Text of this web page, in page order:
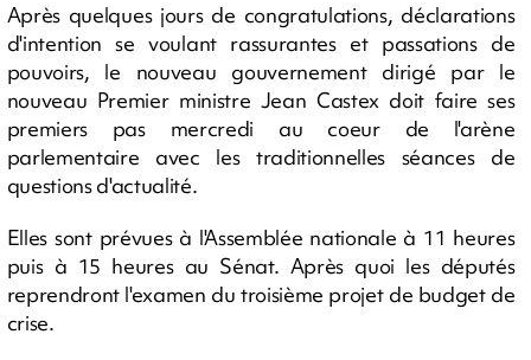
Après quelques jours de congratulations, déclarations
d'intention se voulant rassurantes et passations de
pouvoirs, le nouveau gouvernement dirigé par le
nouveau Premier ministre Jean Castex doit faire ses
premiers pas mercredi au coeur de l'arène
parlementaire avec les traditionnelles séances de
questions d'actualité.
Elles sont prévues à l'Assemblée nationale à 11 heures
puis à 15 heures au Sénat. Après quoi les députés
reprendront l'examen du troisième projet de budget de
crise.